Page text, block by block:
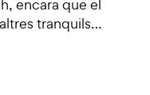
encara que el
tranquils…